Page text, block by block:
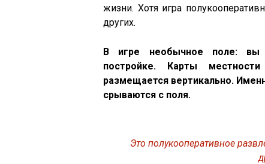
жизни. Хотя игра
других.
В игре необычное поле: вы
постройке. Карты
размещается вертикально.
срываются с поля.
Это полукооперативное